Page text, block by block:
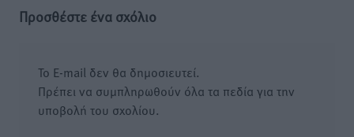
Προσθέστε ένα σχόλιο
Το E-mail δεν θα δημοσιευτεί.
Πρέπει να συμπληρωθούν όλα τα πεδία για την
υποβολή του σχολίου.